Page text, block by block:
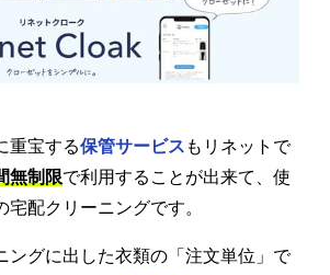
重宝する保管サービス もリネットで
無制限で利用することが出来て、使
宅配クリーニングです。
ングに出した衣類の「注文単位」で